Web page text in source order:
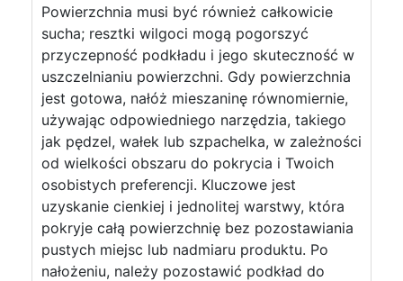
Powierzchnia musi być również całkowicie
sucha; resztki wilgoci mogą pogorszyć
przyczepność podkładu i jego skuteczność w
uszczelnianiu powierzchni. Gdy powierzchnia
jest gotowa, nałóż mieszaninę równomiernie,
używając odpowiedniego narzędzia, takiego
jak pędzel, wałek lub szpachelka, w zależności
od wielkości obszaru do pokrycia i Twoich
osobistych preferencji. Kluczowe jest
uzyskanie cienkiej i jednolitej warstwy, która
pokryje całą powierzchnię bez pozostawiania
pustych miejsc lub nadmiaru produktu. Po
nałożeniu, należy pozostawić podkład do